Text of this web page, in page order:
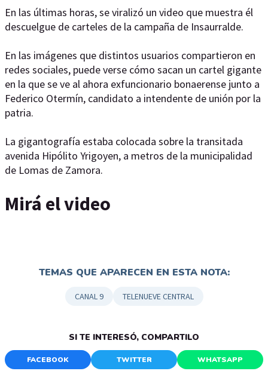
En las últimas horas, se viralizó un video que muestra él
descuelgue de carteles de la campaña de Insaurralde.
En las imágenes que distintos usuarios compartieron en
redes sociales, puede verse cómo sacan un cartel gigante
en la que se ve al ahora exfuncionario bonaerense junto a
Federico Otermín, candidato a intendente de unión por la
patria.
La gigantografía estaba colocada sobre la transitada
avenida Hipólito Yrigoyen, a metros de la municipalidad
de Lomas de Zamora.
Mirá el video
TEMAS QUE APARECEN EN ESTA NOTA:
CANAL 9 TELENUEVE CENTRAL
SI TE INTERESÓ, COMPARTILO
FACEBOOK TWITTER WHATSAPP